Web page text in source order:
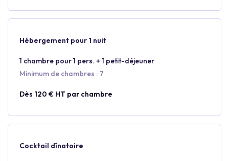
Hébergement pour 1 nuit
1 chambre pour 1 pers. + 1 petit-déjeuner
Minimum de chambres : 7
Dès 120 € HT par chambre
Cocktail dînatoire